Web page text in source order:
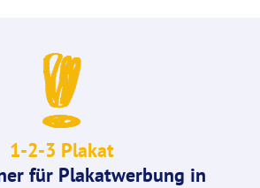
1-2-3 Plakat
für Plakatwerbung in